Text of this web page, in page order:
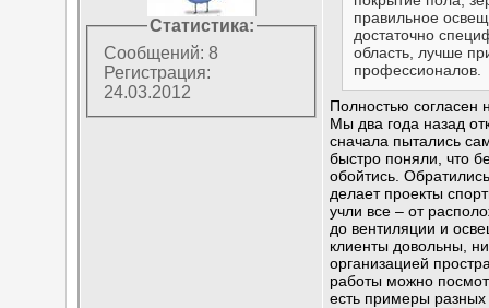
Статистика:
Сообщений: 8
Регистрация:
24.03.2012
правильное
достаточно
область, лучше
профессионалов.
Полностью согласен
Мы два года назад
сначала пытались
быстро поняли, что
обойтись.
делает проекты
учли все – от
до вентиляции и
клиенты довольны,
организацией
работы можно
есть примеры